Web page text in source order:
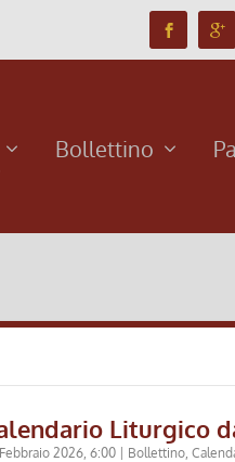
Bollettino
Liturgico
2026, 6:00 Bollettino,